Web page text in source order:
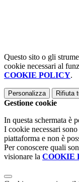
Questo sito o gli
cookie necessari al
COOKIE POLICY.
Personalizza Rifiuta
Gestione cookie
In questa schermata è
I cookie necessari
piattaforma e non è
Per conoscere quali
visionare la COOKIE